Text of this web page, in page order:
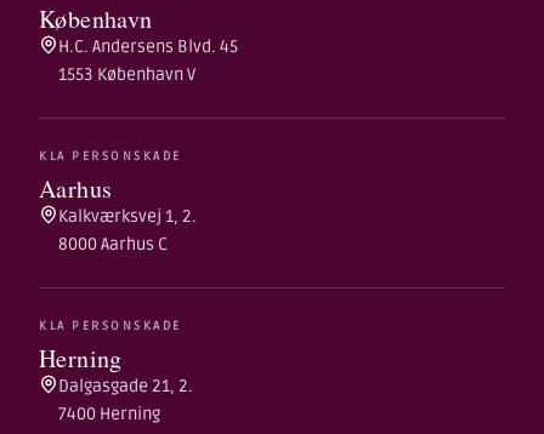
København
H.C. Andersens Blvd. 45
1553 København V
KLA PERSONSKADE
Aarhus
Kalkværksvej 1, 2.
8000 Aarhus C
KLA PERSONSKADE
Herning
Dalgasgade 21, 2.
7400 Herning